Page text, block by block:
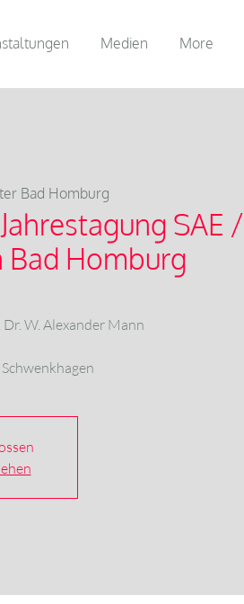
Medien More
Bad Homburg
SAE /
Bad Homburg
W. Alexander Mann